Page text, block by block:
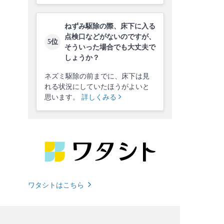
5位
ねずみ駆除の際、床下に入る
点検口などがないのですが、
そういった場合でも大丈夫で
しょうか？
ネズミ駆除の前までに、床下は見
れる状況にしていたほうがよいと
思います。 詳しくみる
ワタシトはこちら